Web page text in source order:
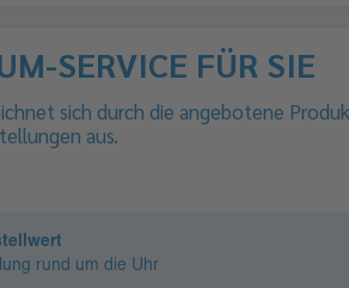
SERVICE FÜR SIE
sich durch die angebotene
aus.
rund um die Uhr